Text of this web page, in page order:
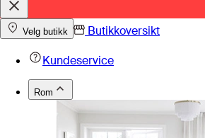
Velg butikk
Butikkoversikt
Kundeservice
Rom